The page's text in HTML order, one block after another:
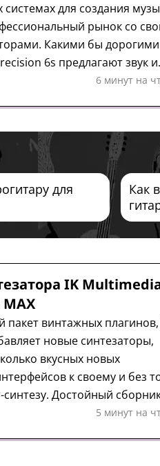
системах для создания
рынок со
Какими бы
6s предлагают звук и
стоящих гораздо6 минут на
IK
пакет винтажных плагинов,
новые синтезаторы,
вкусных новых
к своему и без
Достойный
5 минут на
для
Как